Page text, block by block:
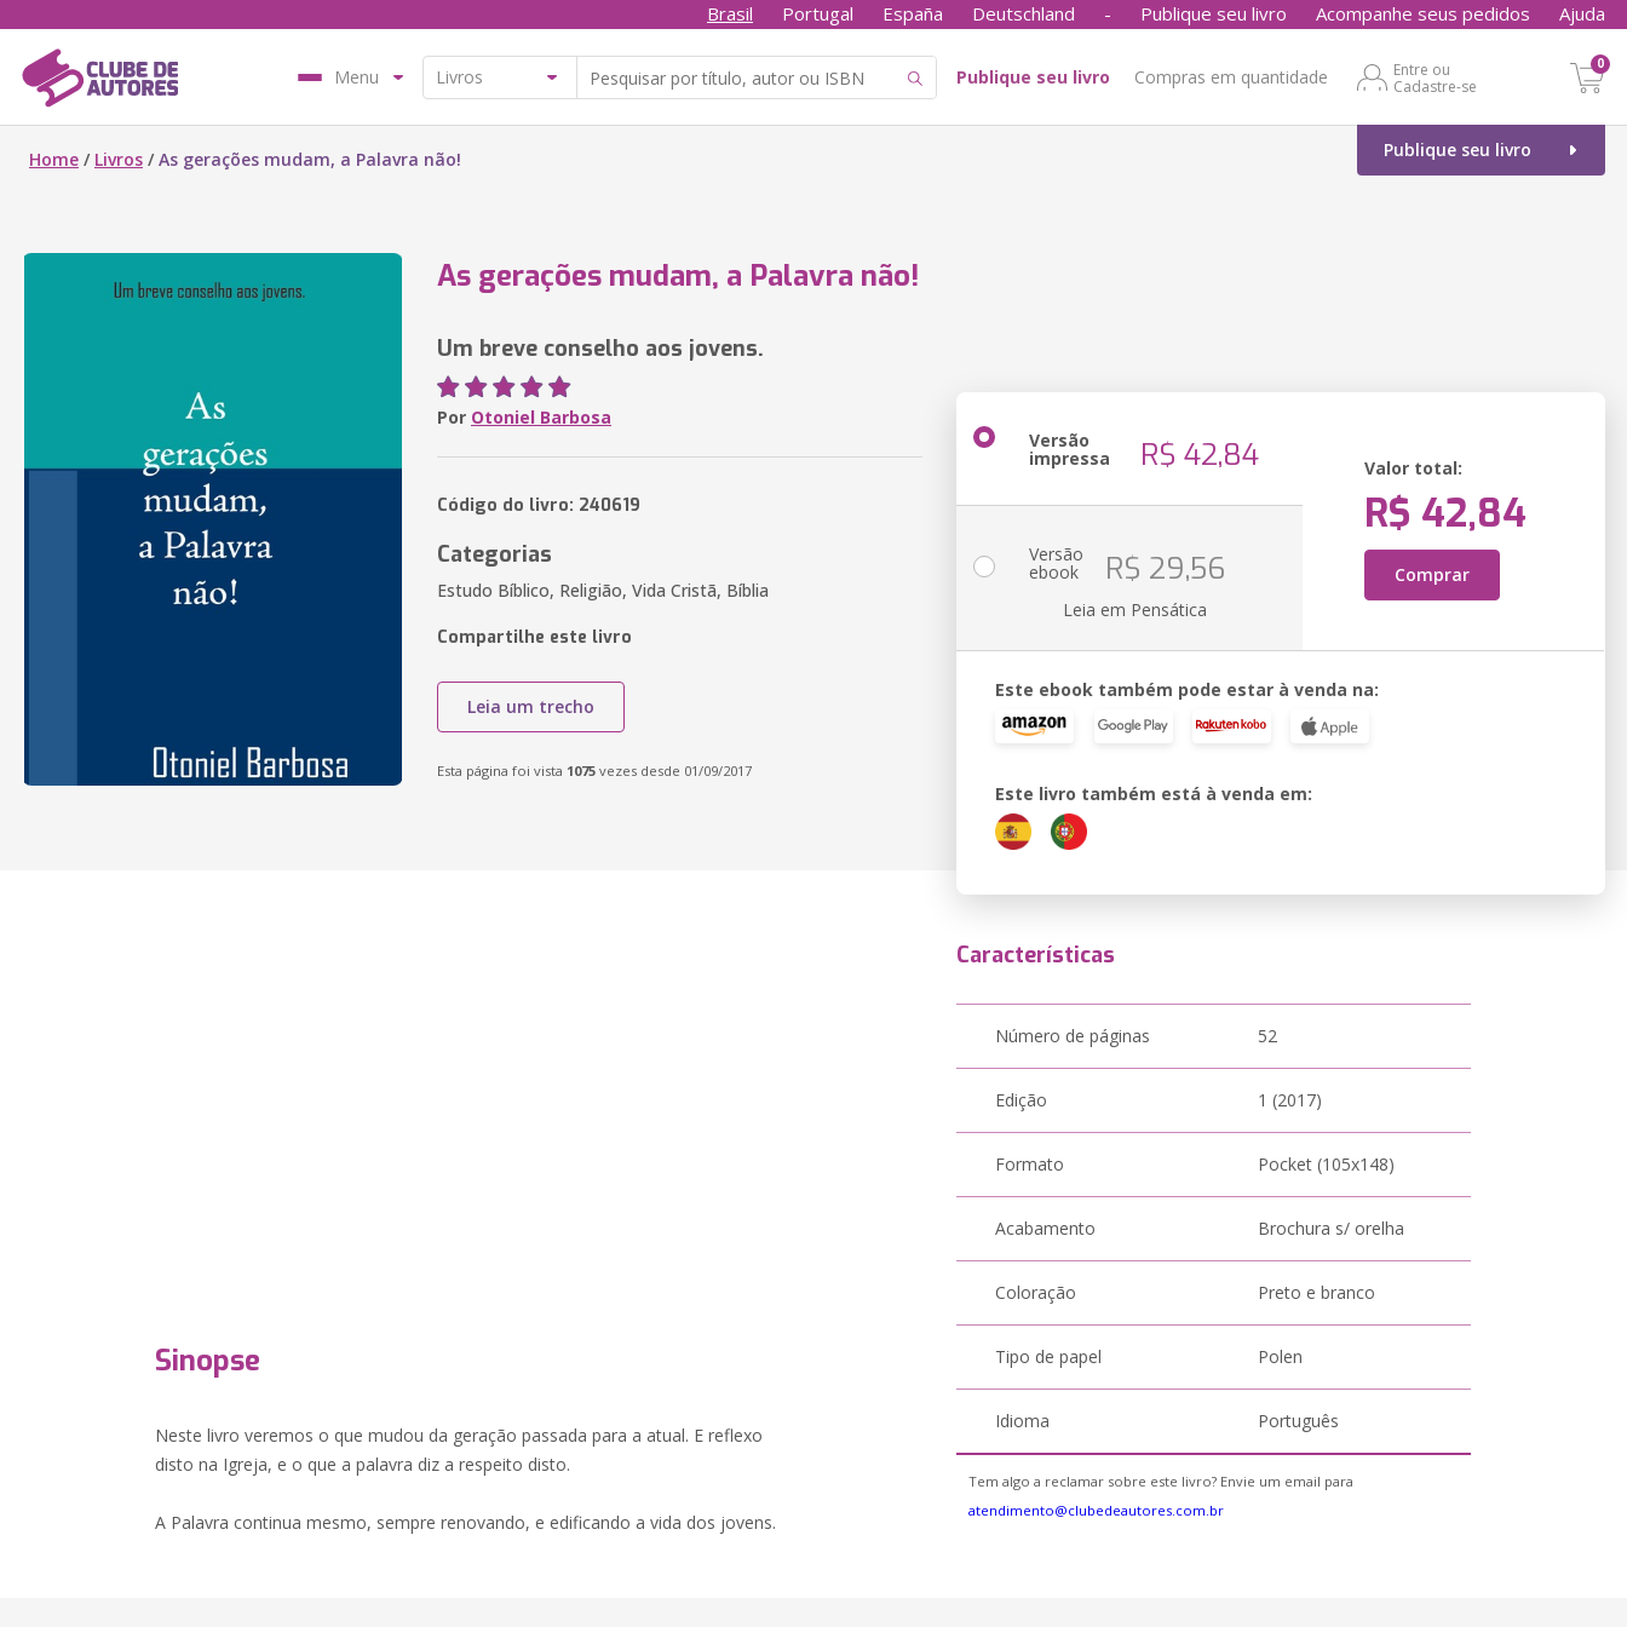
Brasil Portugal España Deutschland - Publique seu livro Acompanhe seus pedidos Ajuda
Menu Publique seu livro Compras em quantidade
Entre ou
Cadastre-se
0
Publique seu livro
Home / Livros /As gerações mudam, a Palavra não!
As gerações mudam, a Palavra não!
Um breve conselho aos jovens.
Por Otoniel Barbosa
Código do livro: 240619
Categorias
Estudo Bíblico, Religião, Vida Cristã, Bíblia
Compartilhe este livro
Leia um trecho
Esta página foi vista 1075 vezes desde 01/09/2017
Versão
impressa R$ 42,84 Valor total:
R$ 42,84
Comprar
Versão
ebook R$ 29,56
Leia em Pensática
Este ebook também pode estar à venda na:
Este livro também está à venda em:
Sinopse
Neste livro veremos o que mudou da geração passada para a atual. E reflexo
disto na Igreja, e o que a palavra diz a respeito disto.
A Palavra continua mesmo, sempre renovando, e edificando a vida dos jovens.
Características
Número de páginas 52
Edição 1 (2017)
Formato Pocket (105x148)
Acabamento Brochura s/ orelha
Coloração Preto e branco
Tipo de papel Polen
Idioma Português
Tem algo a reclamar sobre este livro? Envie um email para
atendimento@clubedeautores.com.br